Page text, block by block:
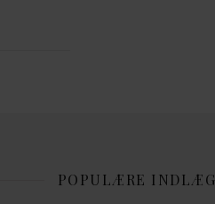
POPULÆRE INDLÆG